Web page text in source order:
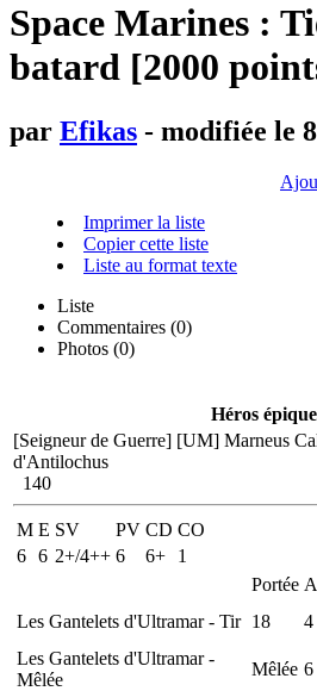
Space Marines :
batard [2000
par Efikas - modifiée le
Imprimer la liste
Copier cette liste
Liste au format texte
Liste
Commentaires (0)
Photos (0)
Héros
[Seigneur de Guerre] [UM] Marneus
d'Antilochus
140
M E SV PV CD CO
6 6 2+/4++ 6 6+
1
Portée A
Les Gantelets d'Ultramar - Tir 18 4
Les Gantelets d'Ultramar -
Mêlée
Mêlée 6